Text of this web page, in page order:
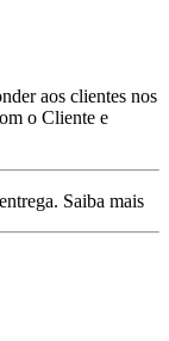
aos clientes nos
o Cliente e
Saiba mais